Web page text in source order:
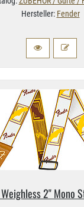
Hersteller: Fender
2" Mono